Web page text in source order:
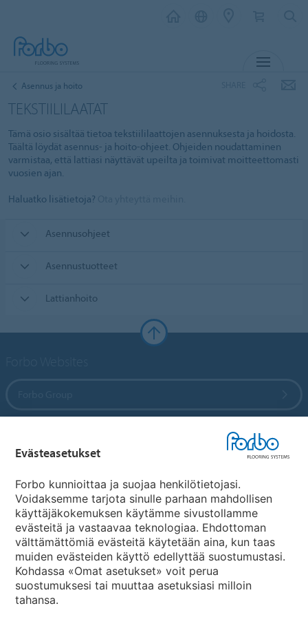
Asennus ja hoito
TEKSTIILILAATAT
Tämä osio sisältää tietoa tekstiililaattojen asennuksesta ja hoidosta.
Täältä löydät asennus- ja hoito-ohjeet. Ohjeiden noudattaminen
varmistaa, että lattiasi näyttävät upeilta ja toimivat moitteettomasti
vuosien ajan.
Haluatko lisätietoja?
Asennusohjeet
Asennustuotteet
Lattianhoito
Maakohtaiset sivut
Valitse maa
Evästeasetukset
Forbo kunnioittaa ja suojaa henkilötietojasi.
Voidaksemme tarjota sinulle parhaan mahdollisen
käyttäjäkokemuksen käytämme sivustollamme
evästeitä ja vastaavaa teknologiaa. Ehdottoman
välttämättömiä evästeitä käytetään aina, kun taas
muiden evästeiden käyttö edellyttää suostumustasi.
Kohdassa «Omat asetukset» voit perua
suostumuksesi tai muuttaa asetuksiasi milloin
tahansa.